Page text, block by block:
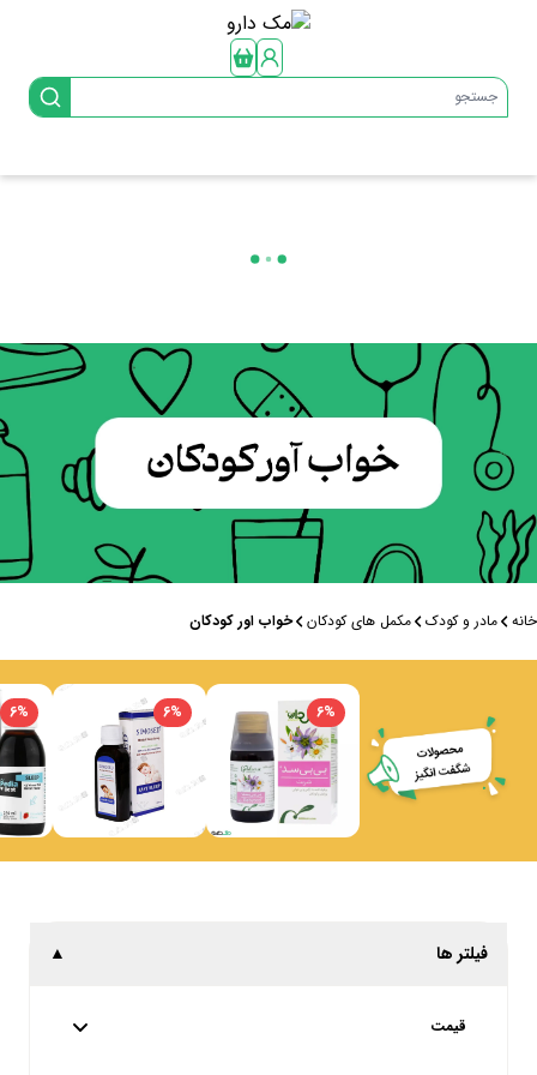
جستجو
خانه مادر و کودک مکمل های کودکان خواب اور کودکان
6%
6%
6%
فیلتر ها ▲
قیمت